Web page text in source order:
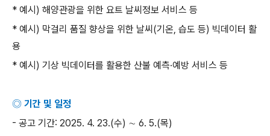
* 예시 ) 해양관광을 위한 요트 날씨정보 서비스 등
* 예시 ) 막걸리 품질 향상을 위한 날씨 (기온, 습도 등) 빅데이터 활
용
* 예시 ) 기상 빅데이터를 활용한 산불 예측·예방 서비스 등
◎ 기간 및 일정
- 공고 기간: 2025. 4. 23.(수) ∼ 6. 5.(목)